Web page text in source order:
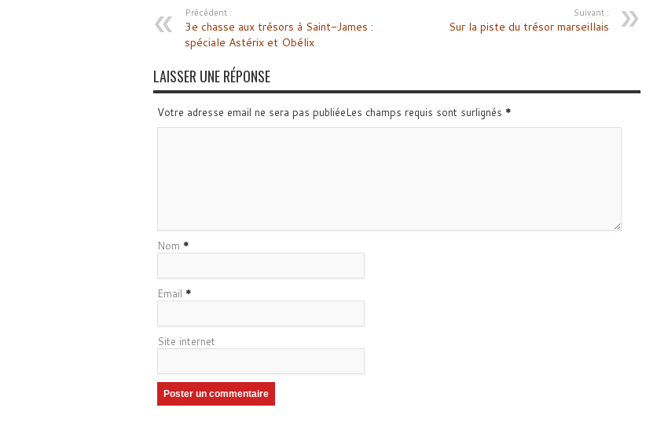
Précédent :
3e chasse aux trésors à Saint-James :
spéciale Astérix et Obélix
Suivant :
Sur la piste du trésor marseillais
LAISSER UNE RÉPONSE
Votre adresse email ne sera pas publiéeLes champs requis sont surlignés *
Nom *
Email *
Site internet